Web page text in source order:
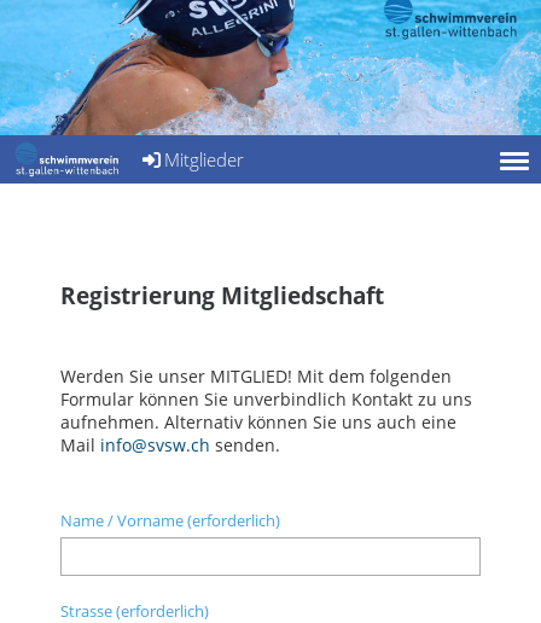
Mitglieder
Registrierung Mitgliedschaft
Werden Sie unser MITGLIED! Mit dem folgenden
Formular können Sie unverbindlich Kontakt zu uns
aufnehmen. Alternativ können Sie uns auch eine
Mail info@svsw.ch senden.
Name / Vorname (erforderlich)
Strasse (erforderlich)